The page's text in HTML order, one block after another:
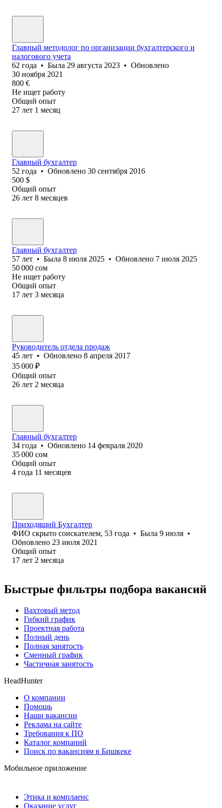
Главный методолог по организации бухгалтерского и
налогового учета
62 года • Была 29 августа 2023 • Обновлено
30 ноября 2021
800 €
Не ищет работу
Общий опыт
27 лет 1 месяц
Главный бухгалтер
52 года • Обновлено 30 сентября 2016
500 $
Общий опыт
26 лет 8 месяцев
Главный бухгалтер
57 лет • Была 8 июля 2025 • Обновлено 7 июля 2025
50 000 сом
Не ищет работу
Общий опыт
17 лет 3 месяца
Руководитель отдела продаж
45 лет • Обновлено 8 апреля 2017
35 000 ₽
Общий опыт
26 лет 2 месяца
Главный бухгалтер
34 года • Обновлено 14 февраля 2020
35 000 сом
Общий опыт
4 года 11 месяцев
Приходящий Бухгалтер
ФИО скрыто соискателем, 53 года • Была 9 июля •
Обновлено 23 июля 2021
Общий опыт
17 лет 2 месяца
Быстрые фильтры подбора вакансий
Вахтовый метод
Гибкий график
Проектная работа
Полный день
Полная занятость
Сменный график
Частичная занятость
HeadHunter
О компании
Помощь
Наши вакансии
Реклама на сайте
Требования к ПО
Каталог компаний
Поиск по вакансиям в Бишкеке
Мобильное приложение
Этика и комплаенс
Оказание услуг